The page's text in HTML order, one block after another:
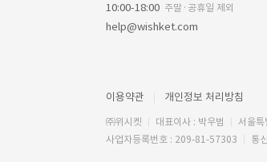
10:00-18:00 주말·공휴일 제외
help@wishket.com
이용약관 개인정보 처리방침
㈜위시켓 대표이사 : 박우범
서울
사업자등록번호 : 209-81-57303
통